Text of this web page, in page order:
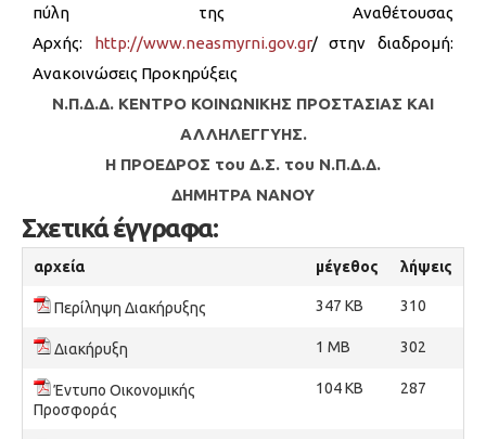
πύλη της Αναθέτουσας
Αρχής: http://www.neasmyrni.gov.gr/ στην διαδρομή:
Ανακοινώσεις Προκηρύξεις
Ν.Π.Δ.Δ. ΚΕΝΤΡΟ ΚΟΙΝΩΝΙΚΗΣ ΠΡΟΣΤΑΣΙΑΣ ΚΑΙ
ΑΛΛΗΛΕΓΓΥΗΣ.
Η ΠΡΟΕΔΡΟΣ του Δ.Σ. του Ν.Π.Δ.Δ.
ΔΗΜΗΤΡΑ ΝΑΝΟΥ
Σχετικά έγγραφα:
αρχεία μέγεθος λήψεις
Περίληψη Διακήρυξης 347 KB 310
Διακήρυξη 1 MB 302
Έντυπο Οικονομικής
Προσφοράς
104 KB 287